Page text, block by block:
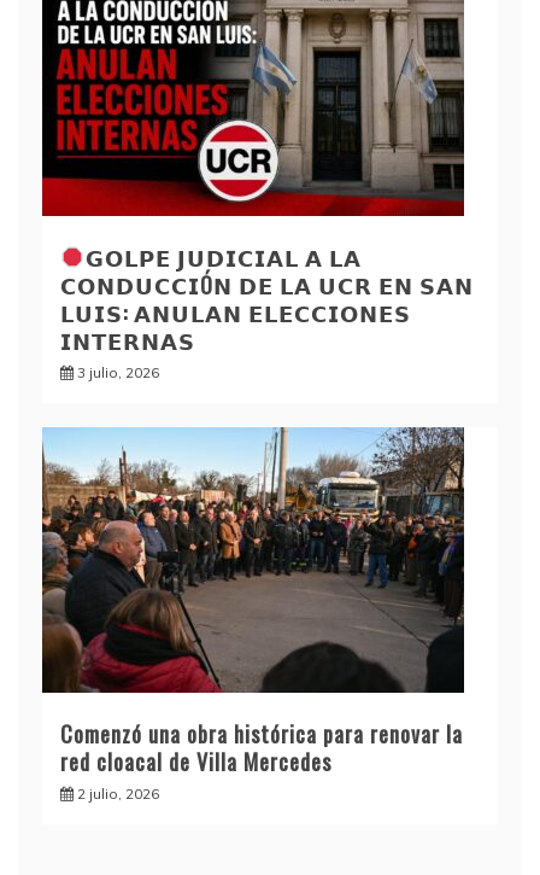
𝗚𝗢𝗟𝗣𝗘 𝗝𝗨𝗗𝗜𝗖𝗜𝗔𝗟 𝗔 𝗟𝗔
𝗖𝗢𝗡𝗗𝗨𝗖𝗖𝗜Ó𝗡 𝗗𝗘 𝗟𝗔 𝗨𝗖𝗥 𝗘𝗡 𝗦𝗔𝗡
𝗟𝗨𝗜𝗦: 𝗔𝗡𝗨𝗟𝗔𝗡 𝗘𝗟𝗘𝗖𝗖𝗜𝗢𝗡𝗘𝗦
𝗜𝗡𝗧𝗘𝗥𝗡𝗔𝗦
3 julio, 2026
Comenzó una obra histórica para renovar la
red cloacal de Villa Mercedes
2 julio, 2026